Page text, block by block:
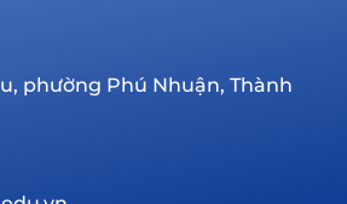
phường Phú Nhuận, Thành